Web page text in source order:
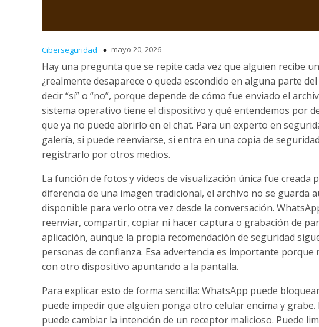
Ciberseguridad mayo 20, 2026
Hay una pregunta que se repite cada vez que alguien recibe
¿realmente desaparece o queda escondido en alguna parte
decir “sí” o “no”, porque depende de cómo fue enviado el
sistema operativo tiene el dispositivo y qué entendemos por
que ya no puede abrirlo en el chat. Para un experto en
galería, si puede reenviarse, si entra en una copia de
registrarlo por otros medios.
La función de fotos y videos de visualización única fue
diferencia de una imagen tradicional, el archivo no se guarda
disponible para verlo otra vez desde la conversación.
reenviar, compartir, copiar ni hacer captura o grabación de
aplicación, aunque la propia recomendación de seguridad
personas de confianza. Esa advertencia es importante
con otro dispositivo apuntando a la pantalla.
Para explicar esto de forma sencilla: WhatsApp puede
puede impedir que alguien ponga otro celular encima y
puede cambiar la intención de un receptor malicioso. Puede